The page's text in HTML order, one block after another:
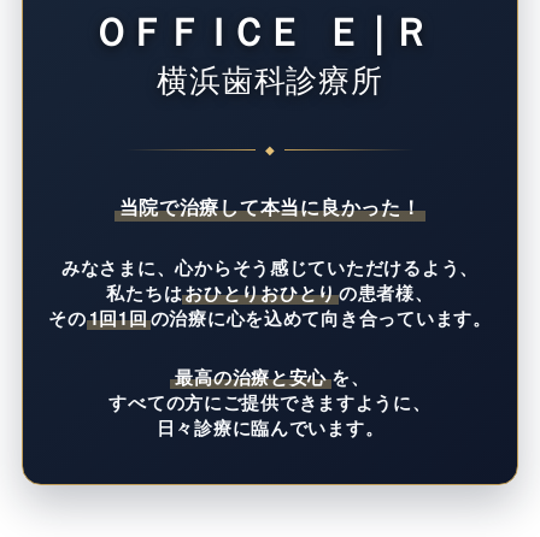
ＯＦＦ Ｉ ＣＥ Ｅ｜Ｒ
横浜歯科診療所
◆
当院で治療して本当に良かった！
みなさまに、心からそう感じていただけるよう、
私たちはおひとりおひとりの患者様、
その1回1回の治療に心を込めて向き合っています。
最高の治療と安心 を、
すべての方にご提供できますように、
日々診療に臨んでいます。